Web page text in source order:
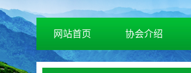
网站首页 协会介绍